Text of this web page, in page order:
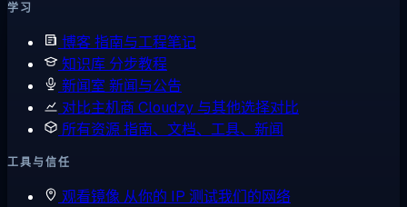
学习
博客指南与工程笔记
知识库 分步教程
新闻室 新闻与公告
对比主机商 Cloudzy 与其他选择对比
所有资源指南、文档、工具、新闻
工具与信任
观看镜像 从你的 IP 测试我们的网络